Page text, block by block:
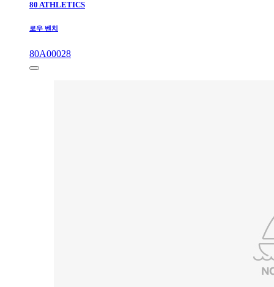
80 ATHLETICS
로우 벤치
80A00028